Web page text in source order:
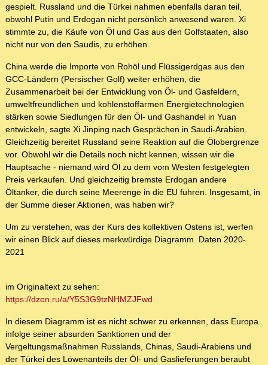
gespielt. Russland und die Türkei nahmen ebenfalls daran teil,
obwohl Putin und Erdogan nicht persönlich anwesend waren. Xi
stimmte zu, die Käufe von Öl und Gas aus den Golfstaaten, also
nicht nur von den Saudis, zu erhöhen.
China werde die Importe von Rohöl und Flüssigerdgas aus den
GCC-Ländern (Persischer Golf) weiter erhöhen, die
Zusammenarbeit bei der Entwicklung von Öl- und Gasfeldern,
umweltfreundlichen und kohlenstoffarmen Energietechnologien
stärken sowie Siedlungen für den Öl- und Gashandel in Yuan
entwickeln, sagte Xi Jinping nach Gesprächen in Saudi-Arabien.
Gleichzeitig bereitet Russland seine Reaktion auf die Ölobergrenze
vor. Obwohl wir die Details noch nicht kennen, wissen wir die
Hauptsache - niemand wird Öl zu dem vom Westen festgelegten
Preis verkaufen. Und gleichzeitig bremste Erdogan andere
Öltanker, die durch seine Meerenge in die EU fuhren. Insgesamt, in
der Summe dieser Aktionen, was haben wir?
Um zu verstehen, was der Kurs des kollektiven Ostens ist, werfen
wir einen Blick auf dieses merkwürdige Diagramm. Daten 2020-
2021
im Originaltext zu sehen:
https://dzen.ru/a/Y5S3G9tzNHMZJFwd
In diesem Diagramm ist es nicht schwer zu erkennen, dass Europa
infolge seiner absurden Sanktionen und der
Vergeltungsmaßnahmen Russlands, Chinas, Saudi-Arabiens und
der Türkei des Löwenanteils der Öl- und Gaslieferungen beraubt